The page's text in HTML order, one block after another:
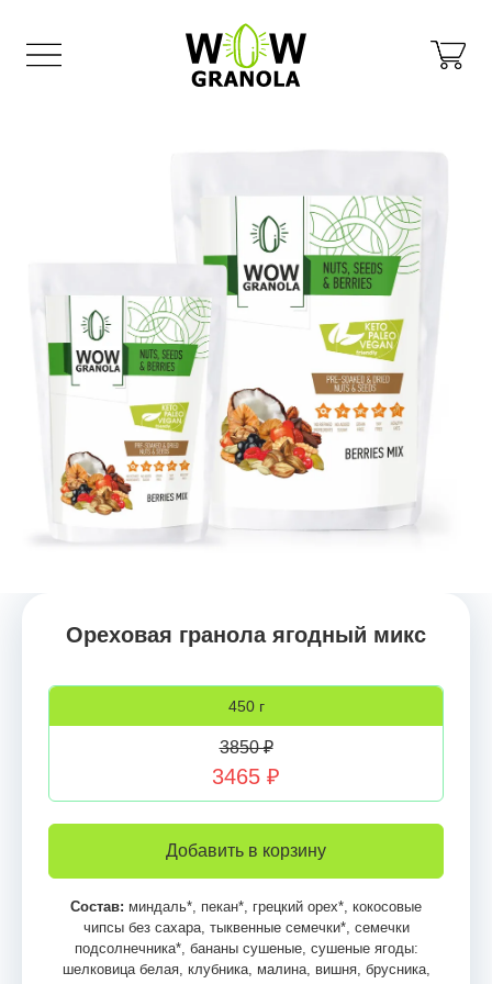
Ореховая гранола ягодный микс
450 г
3850 ₽
3465 ₽
Добавить в корзину
Состав: миндаль*, пекан*, грецкий орех*, кокосовые
чипсы без сахара, тыквенные семечки*, семечки
подсолнечника*, бананы сушеные, сушеные ягоды:
шелковица белая, клубника, малина, вишня, брусника,